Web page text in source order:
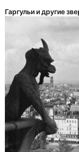
Гаргульи и другие